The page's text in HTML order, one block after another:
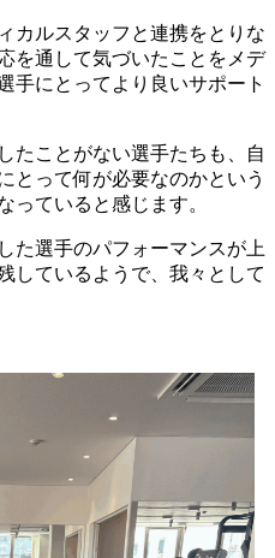
カルスタッフと連携をとりな
を通して気づいたことをメデ
手にとってより良いサポート
たことがない選手たちも、自
とって何が必要なのかという
っていると感じます。
た選手のパフォーマンスが上
しているようで、我々として